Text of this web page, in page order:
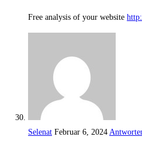
Free analysis of your website
Selenat Februar 6, 2024